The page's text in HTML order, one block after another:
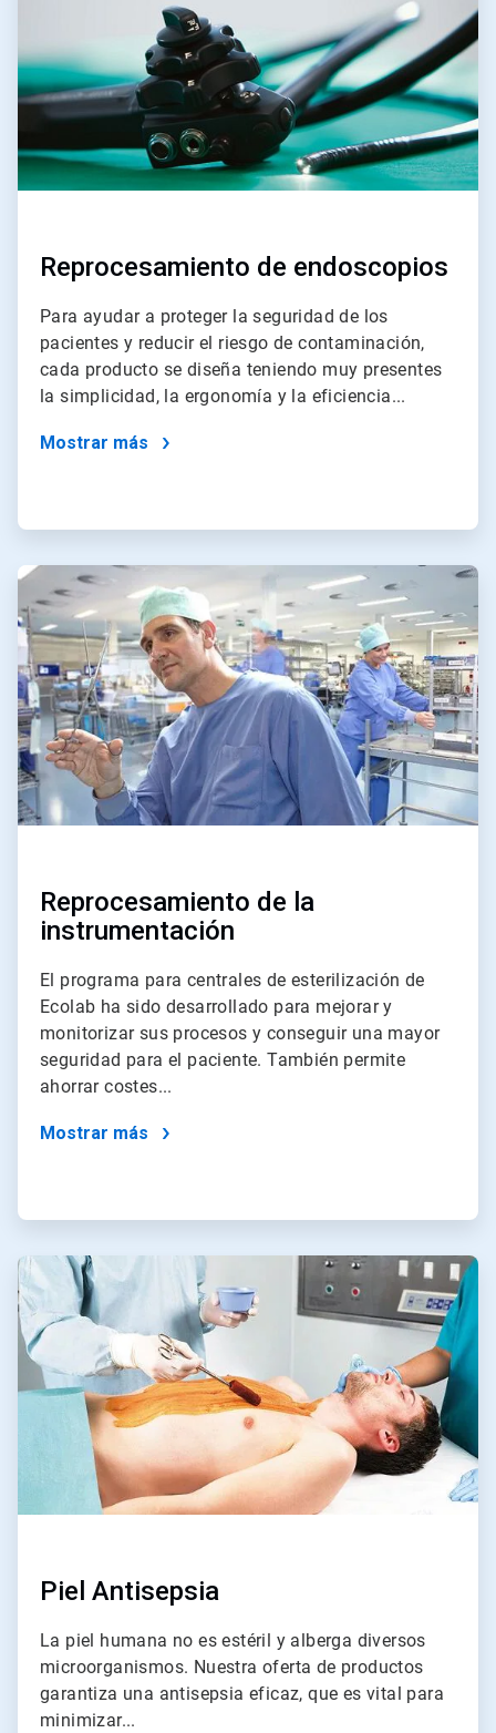
Reprocesamiento de endoscopios
Para ayudar a proteger la seguridad de los
pacientes y reducir el riesgo de contaminación,
cada producto se diseña teniendo muy presentes
la simplicidad, la ergonomía y la eficiencia...
Mostrar más
ArticleTile
de
4
Reprocesamiento de la
instrumentación
El programa para centrales de esterilización de
Ecolab ha sido desarrollado para mejorar y
monitorizar sus procesos y conseguir una mayor
seguridad para el paciente. También permite
ahorrar costes...
Mostrar más
ArticleTile
4
de
4
Piel Antisepsia
La piel humana no es estéril y alberga diversos
microorganismos. Nuestra oferta de productos
garantiza una antisepsia eficaz, que es vital para
minimizar...